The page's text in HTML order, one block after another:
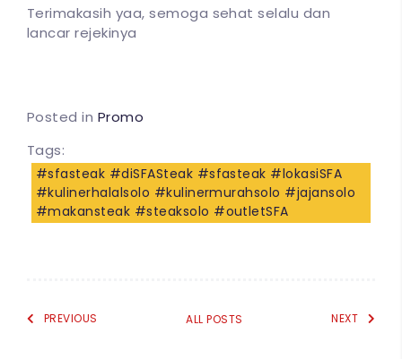
Terimakasih yaa, semoga sehat selalu dan
lancar rejekinya
Posted in Promo
Tags:
#sfasteak #diSFASteak #sfasteak #lokasiSFA
#kulinerhalalsolo #kulinermurahsolo #jajansolo
#makansteak #steaksolo #outletSFA
PREVIOUS ALL POSTS NEXT